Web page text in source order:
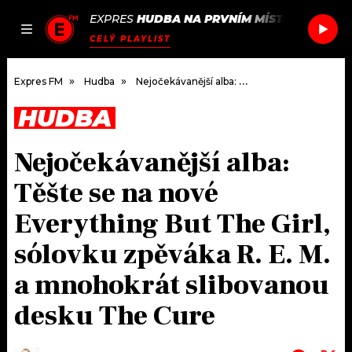
JAK
SEZNAM.CZ
EXPRES HUDBA NA PRVNÍM MÍSTĚ JESSIE
CELÝ PLAYLIST
DOMŮ
ČLÁNKY
HUDBA
ROZHOVORY
#NEBUDUDOMA
PODCASTY
JAK NALADIT
RÁDIO
APLIKACE
Expres FM Hudba Nejočekávanější alba: Těšte se na nové Everything But The Girl, sólovku zpěváka R. E. M. a mnohokrát slibovanou desku The Cure
HUDBA
Nejočekávanější alba:
Těšte se na nové
Everything But The Girl,
sólovku zpěváka R. E. M.
a mnohokrát slibovanou
desku The Cure